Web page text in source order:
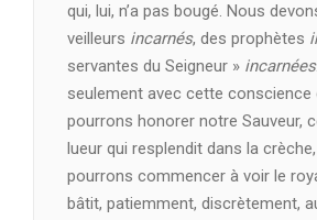
qui, lui, n’a pas bougé. Nous
veilleurs incarnés, des prophètes
servantes du Seigneur » incarnées
seulement avec cette conscience
pourrons honorer notre Sauveur,
lueur qui resplendit dans la
pourrons commencer à voir le
bâtit, patiemment, discrètement,